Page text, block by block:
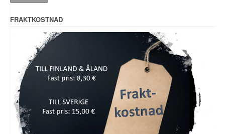
FRAKTKOSTNAD